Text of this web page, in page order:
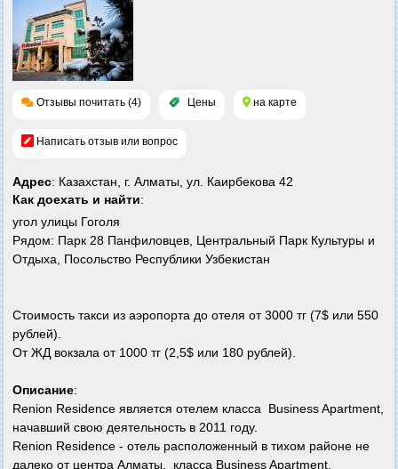
Отзывы почитать (4) Цены на карте
Написать отзыв или вопрос
Адрес: Казахстан, г. Алматы, ул. Каирбекова 42
Как доехать и найти:
угол улицы Гоголя
Рядом: Парк 28 Панфиловцев, Центральный Парк Культуры и
Отдыха, Посольство Республики Узбекистан
Стоимость такси из аэропорта до отеля от 3000 тг (7$ или 550
рублей).
От ЖД вокзала от 1000 тг (2,5$ или 180 рублей).
Описание:
Renion Residence является отелем класса Business Apartment,
начавший свою деятельность в 2011 году.
Renion Residence - отель расположенный в тихом районе не
далеко от центра Алматы, класса Business Apartment.